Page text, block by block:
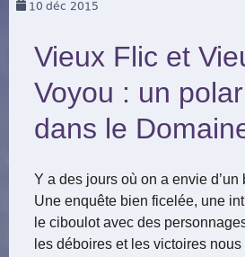
10 déc 2015
Vieux Flic et
Voyou : un
dans le
Y a des jours où on a envie d’un
Une enquête bien ficelée, une
le ciboulot avec des
les déboires et les victoires